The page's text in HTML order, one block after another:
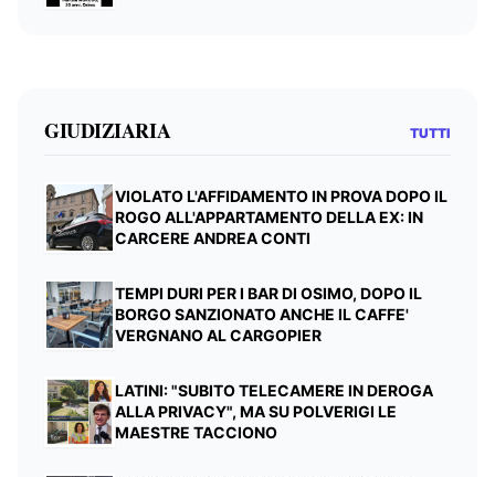
GIUDIZIARIA TUTTI
VIOLATO L'AFFIDAMENTO IN PROVA DOPO IL
ROGO ALL'APPARTAMENTO DELLA EX: IN
CARCERE ANDREA CONTI
TEMPI DURI PER I BAR DI OSIMO, DOPO IL
BORGO SANZIONATO ANCHE IL CAFFE'
VERGNANO AL CARGOPIER
LATINI: "SUBITO TELECAMERE IN DEROGA
ALLA PRIVACY", MA SU POLVERIGI LE
MAESTRE TACCIONO